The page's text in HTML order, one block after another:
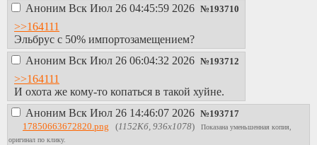
Аноним Вск Июл 26 04:45:59 2026 №193710
>>164111
Эльбрус с 50% импортозамещением?
Аноним Вск Июл 26 06:04:32 2026 №193712
>>164111
И охота же кому-то копаться в такой хуйне.
Аноним Вск Июл 26 14:46:07 2026 №193717
17850663672820.png (1152Кб, 936x1078)
Показана уменьшенная копия,
оригинал по клику.